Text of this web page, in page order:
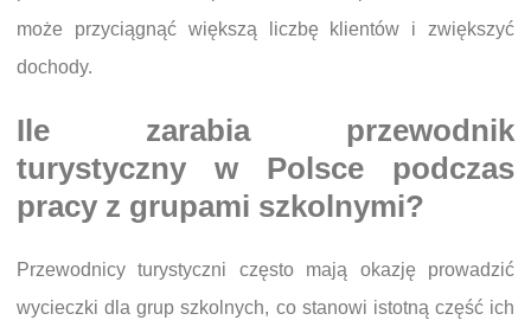
może przyciągnąć większą liczbę klientów i zwiększyć
dochody.
Ile zarabia przewodnik
turystyczny w Polsce podczas
pracy z grupami szkolnymi?
Przewodnicy turystyczni często mają okazję prowadzić
wycieczki dla grup szkolnych, co stanowi istotną część ich